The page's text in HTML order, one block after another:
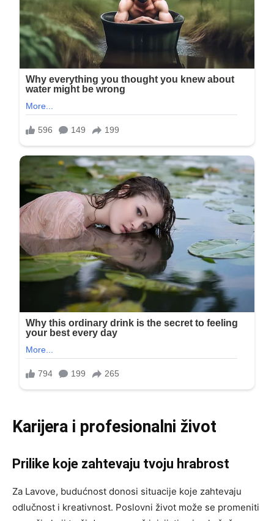
Karijera i profesionalni život
Prilike koje zahtevaju tvoju hrabrost
Za Lavove, budućnost donosi situacije koje zahtevaju
odlučnost i kreativnost. Poslovni život može se promeniti